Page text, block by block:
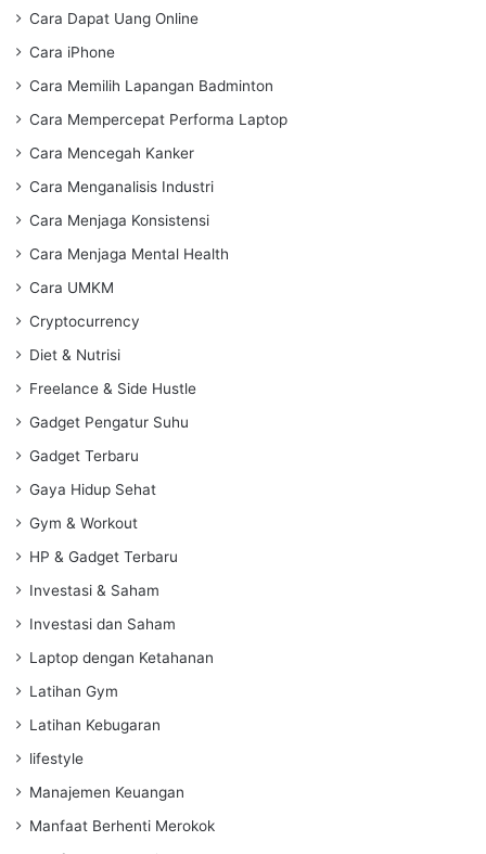
Cara Dapat Uang Online
Cara iPhone
Cara Memilih Lapangan Badminton
Cara Mempercepat Performa Laptop
Cara Mencegah Kanker
Cara Menganalisis Industri
Cara Menjaga Konsistensi
Cara Menjaga Mental Health
Cara UMKM
Cryptocurrency
Diet & Nutrisi
Freelance & Side Hustle
Gadget Pengatur Suhu
Gadget Terbaru
Gaya Hidup Sehat
Gym & Workout
HP & Gadget Terbaru
Investasi & Saham
Investasi dan Saham
Laptop dengan Ketahanan
Latihan Gym
Latihan Kebugaran
lifestyle
Manajemen Keuangan
Manfaat Berhenti Merokok